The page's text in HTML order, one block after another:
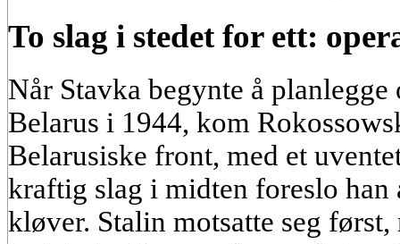
To slag i stedet for ett:
Når Stavka begynte å
Belarus i 1944, kom
Belarusiske front, med et
kraftig slag i midten foreslo
kløver. Stalin motsatte seg